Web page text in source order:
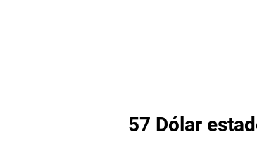
57 Dólar